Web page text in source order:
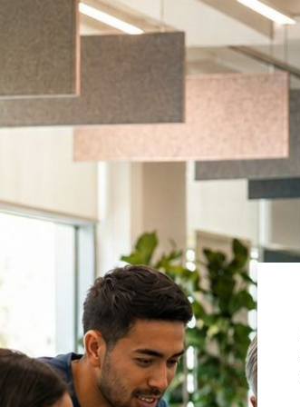
Перейти к основному содержанию